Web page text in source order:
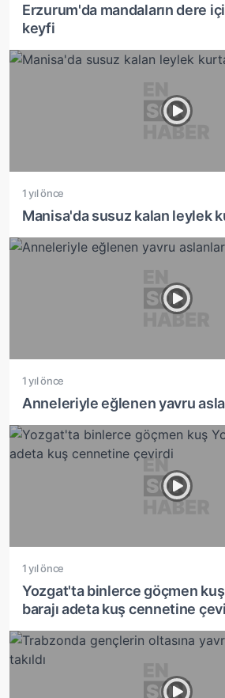
Erzurum'da mandaların dere
keyfi
1 yıl önce
Manisa'da susuz kalan leylek
1 yıl önce
Anneleriyle eğlenen yavru
1 yıl önce
Yozgat'ta binlerce göçmen kuş
barajı adeta kuş cennetine